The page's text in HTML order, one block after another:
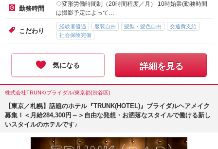
勤務時間
◇変形労働時間制（20時間程度／月） 10時始業(勤務時間
は撮影予定によって…
こだわり
経験者優遇 服装自由 髪型・髪色自由
交通費支給
社会保険完備
気になる 詳細を見る
株式会社TRUNK/ブライダル/東京都(渋谷区)
【東京／札幌】話題のホテル『TRUNK(HOTEL)』ブライダルヘアメイク
募集！＜月給284,300円～＞自由な発想・お洒落なスタイルで働ける新し
いスタイルのホテルです♪